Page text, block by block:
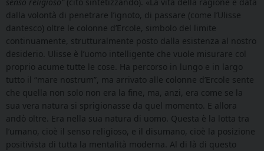
dalla volontà di penetrare l’ignoto, di passare (come l’Ulisse
dantesco) oltre le colonne d’Ercole, simbolo del limite
continuamente, strutturalmente posto dalla esistenza al nostro
desiderio. Ulisse è l’uomo intelligente che vuole misurare col
proprio acume tutte le cose. Ha percorso in lungo e in largo
tutto il “mare nostrum”, ma arrivato alle colonne d’Ercole sente
che quella non solo non era la fine, ma, anzi, era come se la
sua vera natura si sprigionasse da quel momento. E allora
andò oltre. Era nella sua natura di uomo. Questa è la lotta tra
l’umano, cioè il senso religioso, e il disumano, cioè la posizione
positivista di tutta la mentalità moderna. Al di là di questo